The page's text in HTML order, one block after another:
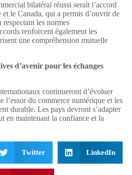
bilatéral réussi serait l’accord
le Canada, qui a permis d’ouvrir de
les normes
renforcent également les
une compréhension mutuelle
d’avenir pour les échanges
continueront d’évoluer
l’essor du commerce numérique et les
durable. Les pays devront s’adapter
en maintenant la confiance et la
Twitter LinkedIn